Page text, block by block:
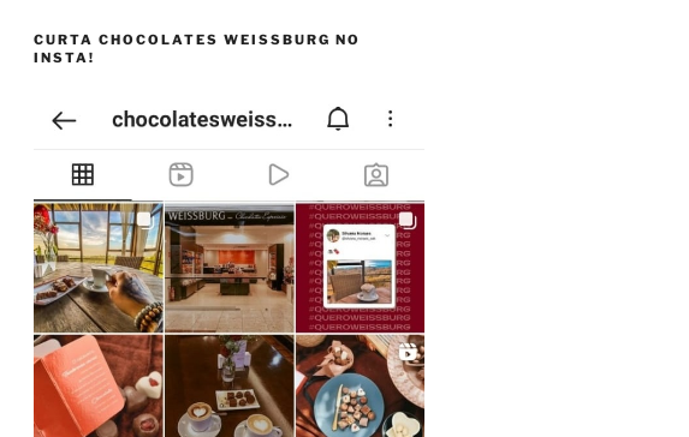
CURTA CHOCOLATES WEISSBURG NO
INSTA!